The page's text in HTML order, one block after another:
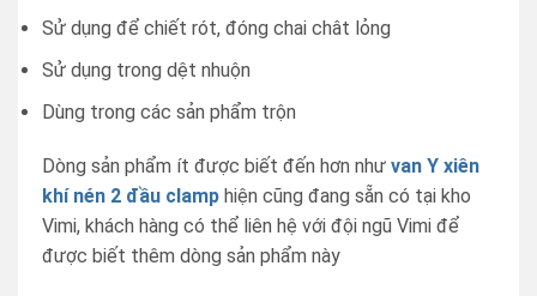
Sử dụng để chiết rót, đóng chai chât lỏng
Sử dụng trong dệt nhuộn
Dùng trong các sản phẩm trộn
Dòng sản phẩm ít được biết đến hơn như van Y xiên
khí nén 2 đầu clamp hiện cũng đang sẵn có tại kho
Vimi, khách hàng có thể liên hệ với đội ngũ Vimi để
được biết thêm dòng sản phẩm này